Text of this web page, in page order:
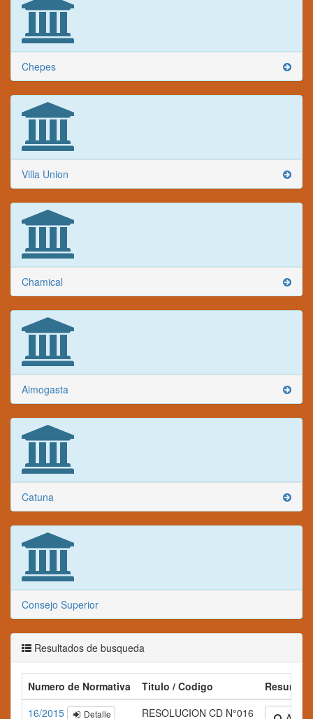
Chepes
Villa Union
Chamical
Aimogasta
Catuna
Consejo Superior
Resultados de busqueda
Numero de Normativa Titulo / Codigo
Resumen
16/2015
Detalle RESOLUCION CD N°016